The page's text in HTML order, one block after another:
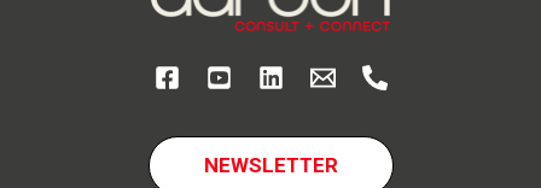
NEWSLETTER